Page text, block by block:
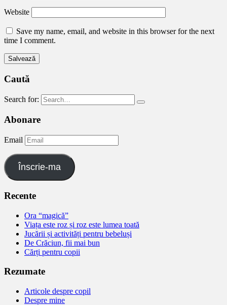
Website
Save my name, email, and website in this browser for the next
time I comment.
Caută
Search for:
Abonare
Email
Înscrie-ma
Recente
Ora “magică”
Viața este roz și roz este lumea toată
Jucării și activități pentru bebeluși
De Crăciun, fii mai bun
Cărți pentru copii
Rezumate
Articole despre copil
Despre mine